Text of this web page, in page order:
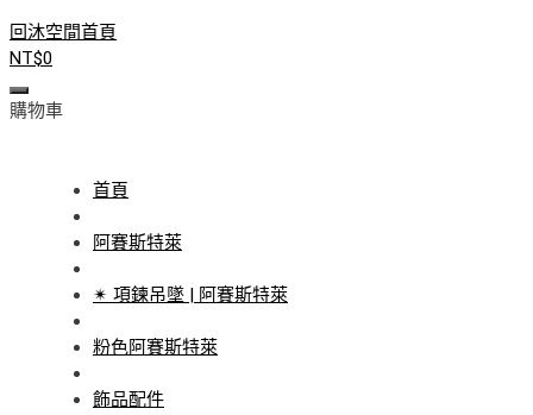
回沐空間首頁
NT$0
購物車
首頁
阿賽斯特萊
✴ 項鍊吊墜 | 阿賽斯特萊
粉色阿賽斯特萊
飾品配件